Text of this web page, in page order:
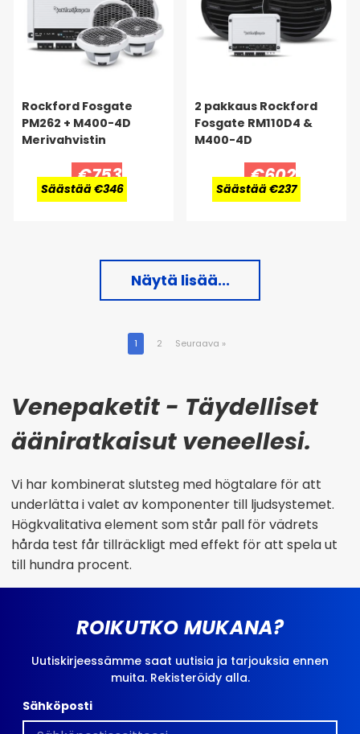
Rockford Fosgate
PM262 + M400-4D
Merivahvistin
€753
Säästää €346
2 pakkaus Rockford
Fosgate RM110D4 &
M400-4D
€602
Säästää €237
Näytä lisää...
1 2 Seuraava »
Venepaketit - Täydelliset
ääniratkaisut veneellesi.
Vi har kombinerat slutsteg med högtalare för att
underlätta i valet av komponenter till ljudsystemet.
Högkvalitativa element som står pall för vädrets
hårda test får tillräckligt med effekt för att spela ut
till hundra procent.
ROIKUTKO MUKANA?
Uutiskirjeessämme saat uutisia ja tarjouksia ennen
muita. Rekisteröidy alla.
Sähköposti